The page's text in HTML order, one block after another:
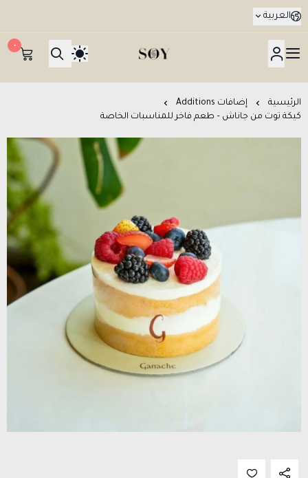
العربية
هدايا جدة SOY Gifts بتوصيل في نفس اليوم
٠
الرئيسية
إضافات Additions
كيكة توت من جاناش – طعم فاخر للمناسبات الخاصة